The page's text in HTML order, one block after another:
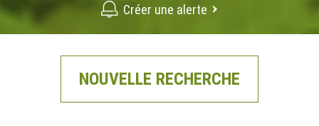
Créer une alerte
NOUVELLE RECHERCHE